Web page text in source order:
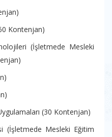
Kontenjan)
(İşletmede Mesleki
(30 Kontenjan)
(İşletmede Mesleki Eğitim